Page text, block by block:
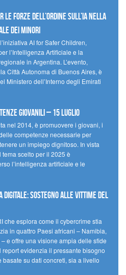
le forze dell’ordine sull’IA nella
dei minori
AI for Safer Children,
l’Intelligenza Artificiale e la
in Argentina. L’evento,
Città Autonoma di Buenos Aires, è
Ministero dell’Interno degli Emirati
Giovanili – 15 luglio
nel 2014, è promuovere i giovani, i
competenze necessarie per
un impiego dignitoso. In vista
scelto per il 2025 è
l’intelligenza artificiale e le
digitale: sostegno alle vittime del
che esplora come il cybercrime stia
in quattro Paesi africani – Namibia,
e offre una visione ampia delle sfide
evidenzia il pressante bisogno
su dati concreti, sia a livello